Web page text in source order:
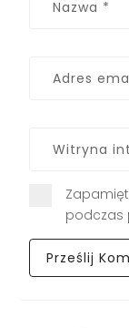
podczas